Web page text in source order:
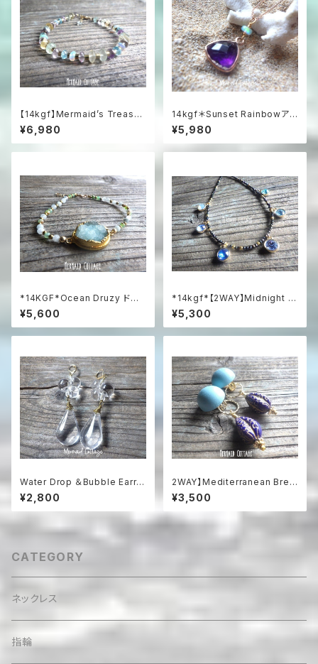
【14kgf】Mermaid’s Treasur
e Multi-Gemstone Bracele
t海の宝物と遊色オパールのマル
チカラー天然石ブレスレット
¥6,980
14kgf＊Sunset Rainbowアメ
ジストと虹色オパールの夕暮れ
ネックレス（14KGFローズゴー
ルド）
¥5,980
*14KGF*Ocean Druzy ドゥ
ルージーのアクアマリン&プレナ
イトビーチブレスレット /
¥5,600
*14kgf*【2WAY】Midnight O
cean Mosaic：ブラックスピネ
ルと6色スワロフスキーのネック
レス
¥5,300
Water Drop ＆Bubble Earrin
gs ドロップガラスと泡沫のピ
アス（イヤリング可）
¥2,800
2WAY】Mediterranean Bree
ze 2-Way Clip-On Earrings
地中海ブルーのステートメン
トイヤリング
¥3,500
CATEGORY
ネックレス
指輪